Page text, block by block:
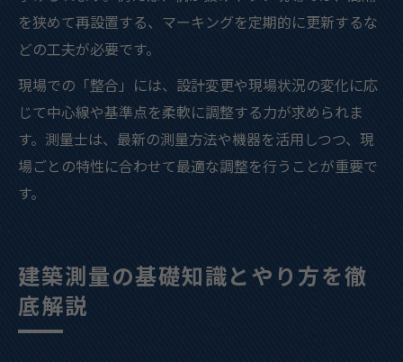
を狭めて再設置する、マーキングを定期的に更新するな
どの工夫が必要です。
現場での「整合」には、設計変更や現場状況の変化に応
じて中心線や基準点を柔軟に調整する力が求められま
す。測量士は、最新の測量方法や機器を活用しつつ、現
場ごとの特性に合わせて最適な調整を行うことが重要で
す。
建築測量の基礎知識とやり方を徹
底解説